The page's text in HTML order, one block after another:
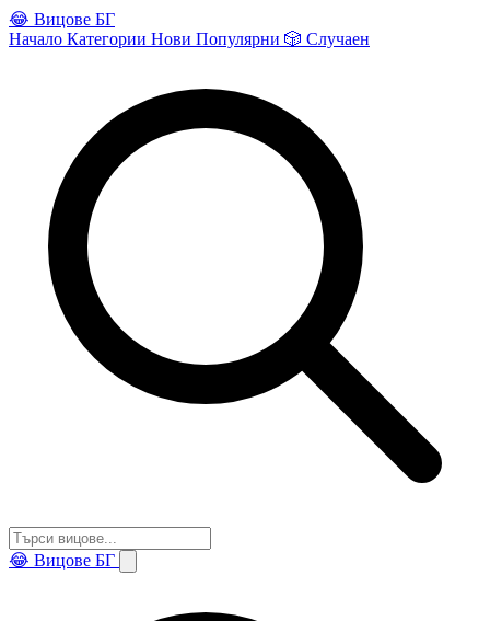
😂 Вицове БГ
Начало Категории Нови Популярни 🎲 Случаен
😂 Вицове БГ